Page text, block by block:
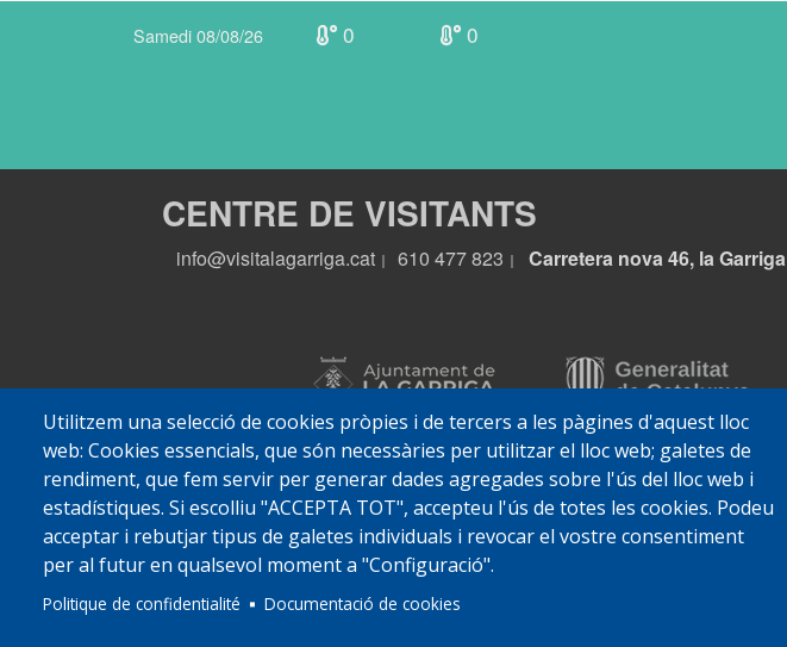
Utilitzem una selecció de cookies pròpies i de tercers a les pàgines d'aquest lloc
web: Cookies essencials, que són necessàries per utilitzar el lloc web; galetes de
rendiment, que fem servir per generar dades agregades sobre l'ús del lloc web i
estadístiques. Si escolliu "ACCEPTA TOT", accepteu l'ús de totes les cookies. Podeu
acceptar i rebutjar tipus de galetes individuals i revocar el vostre consentiment
per al futur en qualsevol moment a "Configuració".
Politique de confidentialité Documentació de cookies
Samedi 08/08/26 0 0
CENTRE DE VISITANTS
info@visitalagarriga.cat 610 477 823 Carretera nova 46, la Garriga